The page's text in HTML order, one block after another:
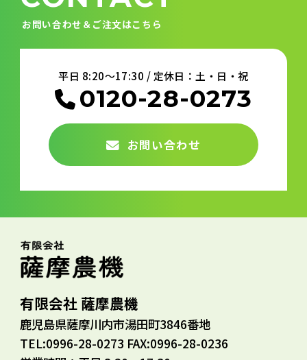
お問い合わせ＆ご注文はこちら
平日 8:20～17:30 / 定休日：土・日・祝
0120-28-0273
お問い合わせ
有限会社 薩摩農機
鹿児島県薩摩川内市湯田町3846番地
TEL:0996-28-0273 FAX:0996-28-0236